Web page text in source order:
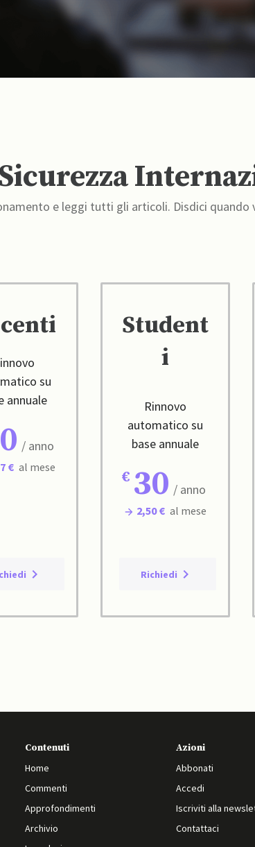
e leggi tutti gli articoli. Disdici quando
su
annuale
/ anno
€ al mese
Student
i
Rinnovo
automatico su
base annuale
30 / anno
2,50 € al mese
Richiedi
Contenuti
Home
Commenti
Approfondimenti
Archivio
Azioni
Abbonati
Accedi
Iscriviti alla
Contattaci